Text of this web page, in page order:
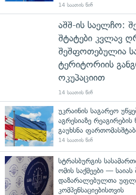
14 საათის წინ
აშშ-ის საელჩო:
შტატები კვლავ
შეშფოთებულია
ტერიტორიის
ოკუპაციით
14 საათის წინ
უკრაინის საგარეო
აგრესიაზე
გაუხსნა
14 საათის წინ
სტრასბურგის
ომის საქმეები —
დაზარალებულთა
კომპენსაციებისთვის